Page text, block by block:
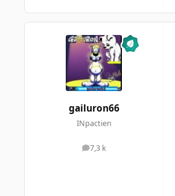
gailuron66
INpactien
7,3 k
messages